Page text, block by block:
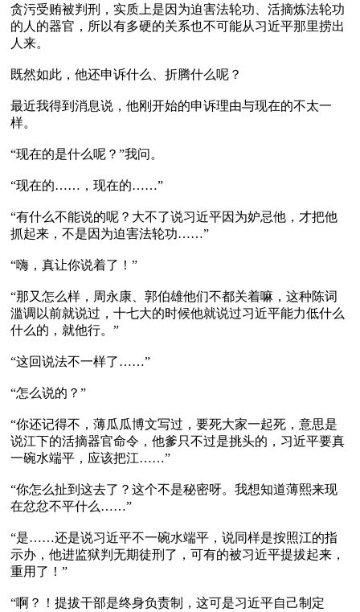
贪污受贿被判刑，实质上是因为迫害法轮功、活摘炼法轮功
的人的器官，所以有多硬的关系也不可能从习近平那里捞出
人来。
既然如此，他还申诉什么、折腾什么呢？
最近我得到消息说，他刚开始的申诉理由与现在的不太一
样。
“现在的是什么呢？”我问。
“现在的……，现在的……”
“有什么不能说的呢？大不了说习近平因为妒忌他，才把他
抓起来，不是因为迫害法轮功……”
“嗨，真让你说着了！”
“那又怎么样，周永康、郭伯雄他们不都关着嘛，这种陈词
滥调以前就说过，十七大的时候他就说过习近平能力低什么
什么的，就他行。”
“这回说法不一样了……”
“怎么说的？”
“你还记得不，薄瓜瓜博文写过，要死大家一起死，意思是
说江下的活摘器官命令，他爹只不过是挑头的，习近平要真
一碗水端平，应该把江……”
“你怎么扯到这去了？这个不是秘密呀。我想知道薄熙来现
在忿忿不平什么……”
“是……还是说习近平不一碗水端平，说同样是按照江的指
示办，他进监狱判无期徒刑了，可有的被习近平提拔起来，
重用了！”
“啊？！提拔干部是终身负责制，这可是习近平自己制定